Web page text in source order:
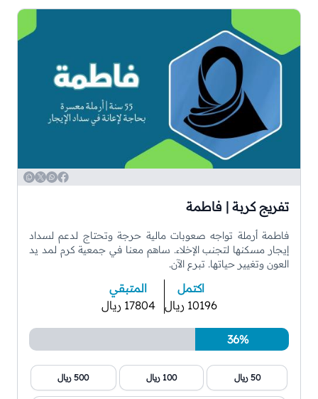
Facebook
WhatsApp
Twitter
Copy
تفريج كربة | فاطمة
فاطمة أرملة تواجه صعوبات مالية حرجة وتحتاج لدعم لسداد
إيجار مسكنها لتجنب الإخلاء. ساهم معنا في جمعية كرم لمد يد
العون وتغيير حياتها. تبرع الآن.
اكتمل
10196 ريال
المتبقي
17804 ريال
36%
50 ريال 100 ريال 500 ريال